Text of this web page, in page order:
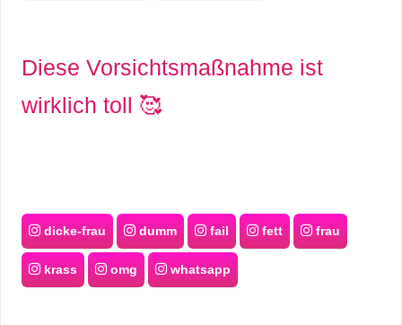
Diese Vorsichtsmaßnahme ist
wirklich toll 🥰
dicke-frau dumm fail fett frau
krass omg whatsapp